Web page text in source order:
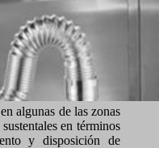
algunas de las zonas
en términos
y disposición de